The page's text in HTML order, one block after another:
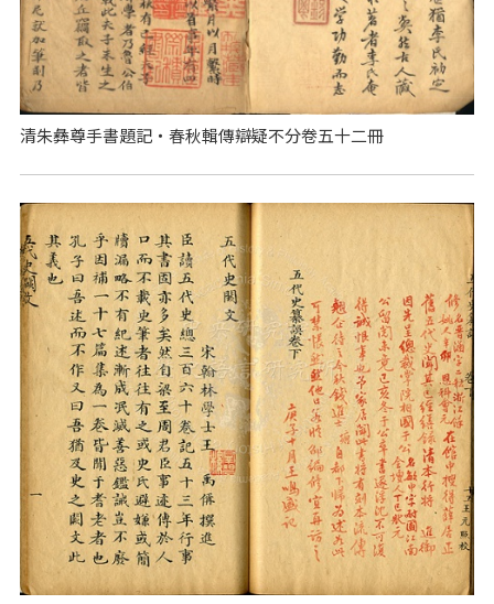
清朱彝尊手書題記‧春秋輯傳辯疑不分卷五十二冊